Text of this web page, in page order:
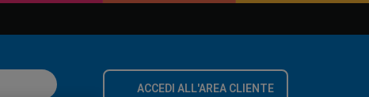
ACCEDI ALL'AREA CLIENTE